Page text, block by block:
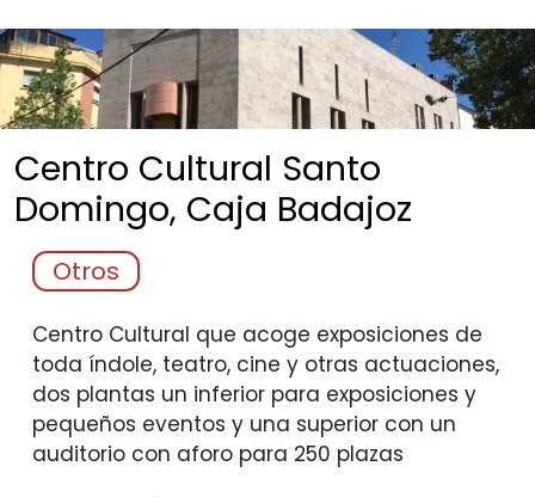
Centro Cultural Santo
Domingo, Caja Badajoz
Otros
Centro Cultural que acoge exposiciones de
toda índole, teatro, cine y otras actuaciones,
dos plantas un inferior para exposiciones y
pequeños eventos y una superior con un
auditorio con aforo para 250 plazas